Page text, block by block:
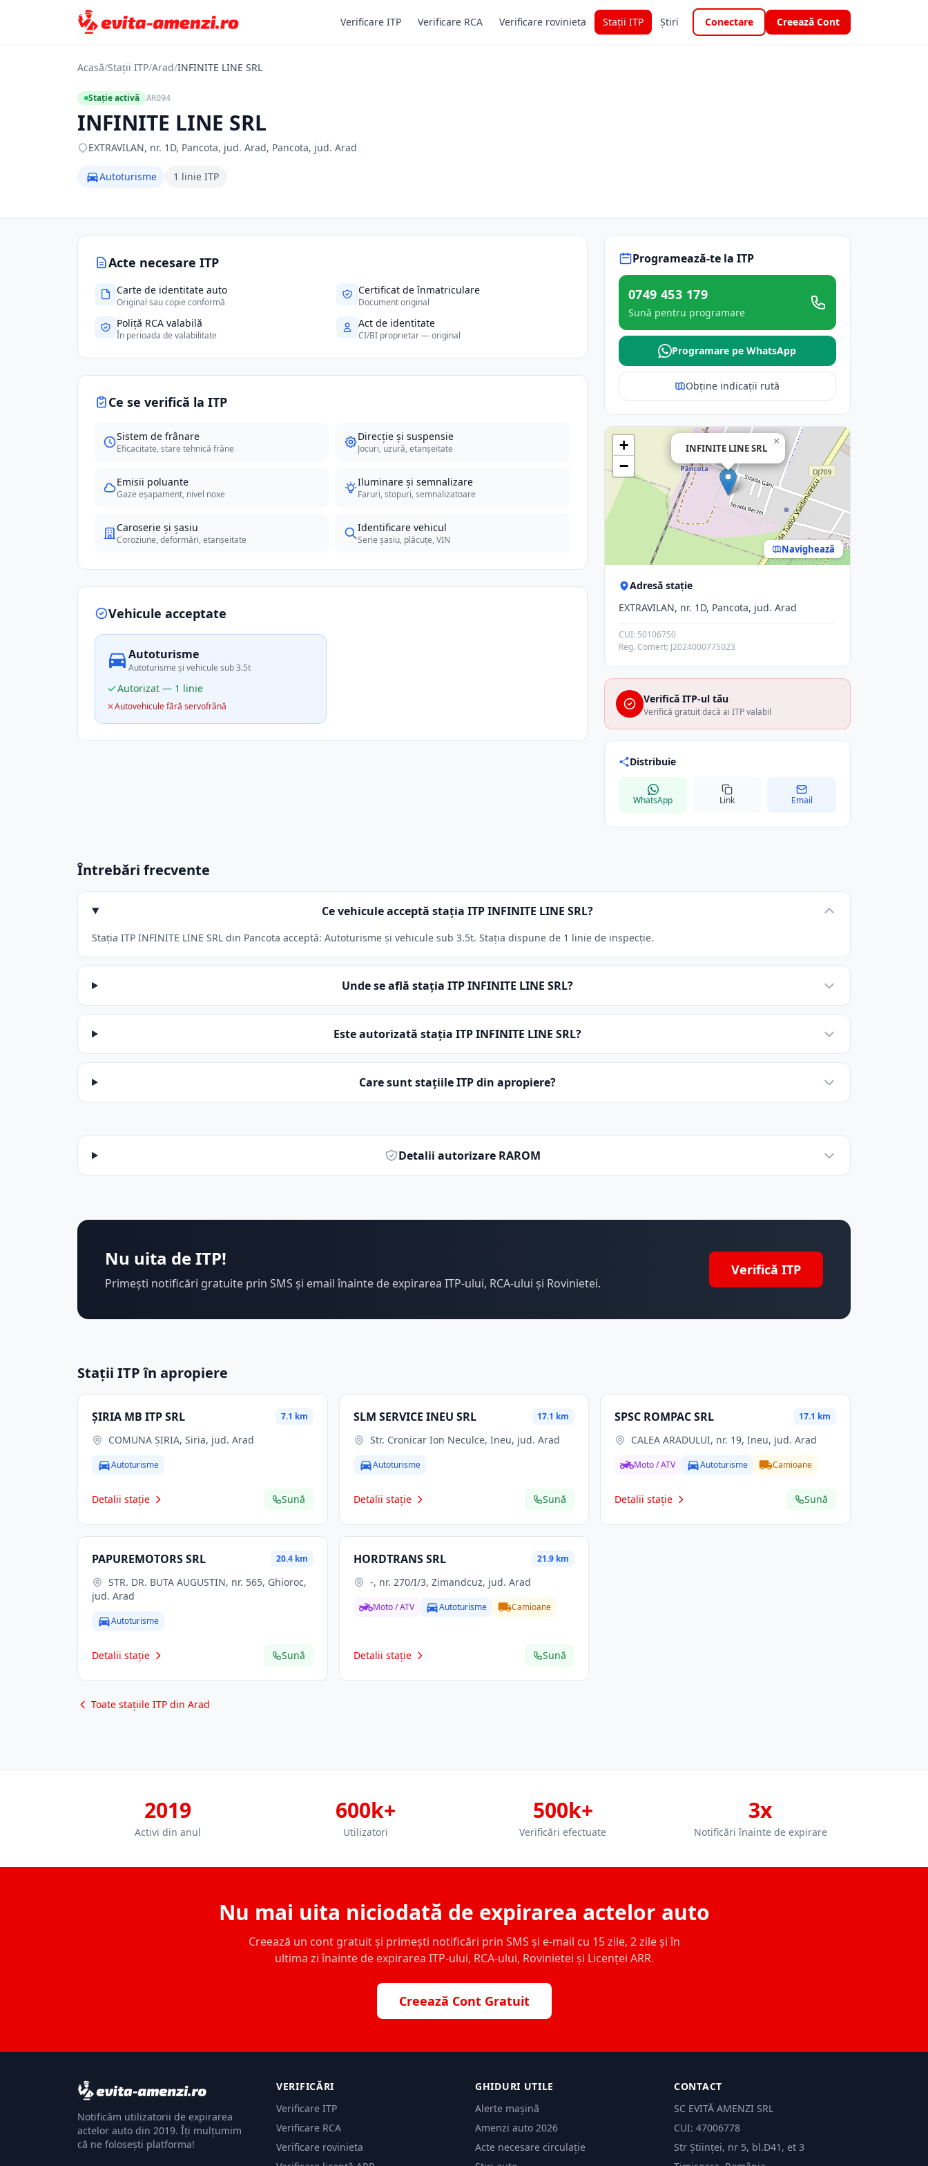
Verificare ITP Verificare RCA Verificare rovinieta Stații ITP Știri Conectare Creează Cont
Acasă/Stații ITP/Arad/INFINITE LINE SRL
Stație activă AR094
INFINITE LINE SRL
EXTRAVILAN, nr. 1D, Pancota, jud. Arad, Pancota, jud. Arad
Autoturisme 1 linie ITP
Acte necesare ITP
Carte de identitate auto
Original sau copie conformă
Certificat de înmatriculare
Document original
Poliță RCA valabilă
În perioada de valabilitate
Act de identitate
CI/BI proprietar — original
Ce se verifică la ITP
Sistem de frânare
Eficacitate, stare tehnică frâne
Direcție și suspensie
Jocuri, uzură, etanșeitate
Emisii poluante
Gaze eșapament, nivel noxe
Iluminare și semnalizare
Faruri, stopuri, semnalizatoare
Caroserie și șasiu
Coroziune, deformări, etanșeitate
Identificare vehicul
Serie șasiu, plăcuțe, VIN
Vehicule acceptate
Autoturisme
Autoturisme și vehicule sub 3.5t
Autorizat — 1 linie
Autovehicule fără servofrână
Programează-te la ITP
0749 453 179
Sună pentru programare
Programare pe WhatsApp
Obține indicații rută
INFINITE LINE SRL
×
+
−
Navighează
Adresă stație
EXTRAVILAN, nr. 1D, Pancota, jud. Arad
CUI: 50106750
Reg. Comerț: J2024000775023
Verifică ITP-ul tău
Verifică gratuit dacă ai ITP valabil
Distribuie
WhatsApp Link Email
Întrebări frecvente
Ce vehicule acceptă stația ITP INFINITE LINE SRL?
Stația ITP INFINITE LINE SRL din Pancota acceptă: Autoturisme și vehicule sub 3.5t. Stația dispune de 1 linie de inspecție.
Unde se află stația ITP INFINITE LINE SRL?
Este autorizată stația ITP INFINITE LINE SRL?
Care sunt stațiile ITP din apropiere?
Detalii autorizare RAROM
Nu uita de ITP!
Primești notificări gratuite prin SMS și email înainte de expirarea ITP-ului, RCA-ului și Rovinietei.
Verifică ITP
Stații ITP în apropiere
ŞIRIA MB ITP SRL 7.1 km
COMUNA ŞIRIA, Siria, jud. Arad
Autoturisme
Detalii stație Sună
SLM SERVICE INEU SRL 17.1 km
Str. Cronicar Ion Neculce, Ineu, jud. Arad
Autoturisme
Detalii stație Sună
SPSC ROMPAC SRL 17.1 km
CALEA ARADULUI, nr. 19, Ineu, jud. Arad
Moto / ATV Autoturisme Camioane
Detalii stație Sună
PAPUREMOTORS SRL 20.4 km
jud. Arad
Autoturisme
Detalii stație Sună
HORDTRANS SRL 21.9 km
-, nr. 270/I/3, Zimandcuz, jud. Arad
Moto / ATV Autoturisme Camioane
Detalii stație Sună
Toate stațiile ITP din Arad
2019
Activi din anul
600k+
Utilizatori
500k+
Verificări efectuate
3x
Notificări înainte de expirare
Nu mai uita niciodată de expirarea actelor auto
Creează un cont gratuit și primești notificări prin SMS și e-mail cu 15 zile, 2 zile și în
ultima zi înainte de expirarea ITP-ului, RCA-ului, Rovinietei și Licenței ARR.
Creează Cont Gratuit
Notificăm utilizatorii de expirarea
actelor auto din 2019. Îți mulțumim
că ne folosești platforma!
VERIFICĂRI
Verificare ITP
Verificare RCA
Verificare rovinieta
GHIDURI UTILE
Alerte mașină
Amenzi auto 2026
Acte necesare circulație
CONTACT
SC EVITĂ AMENZI SRL
CUI: 47006778
Str Științei, nr 5, bl.D41, et 3